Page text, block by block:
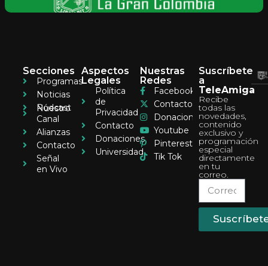
Secciones
Programas
Noticias
Pódcast
Nuestro
Canal
Alianzas
Contacto
Señal
en Vivo
Aspectos
Legales
Política
de
Privacidad
Contacto
Donaciones
Universidad
Nuestras
Redes
Facebook
Contacto
Donaciones
Youtube
Pinterest
Tik Tok
Suscríbete
a
TeleAmiga
Recibe
todas las
novedades,
contenido
exclusivo y
programación
especial
directamente
en tu
correo.